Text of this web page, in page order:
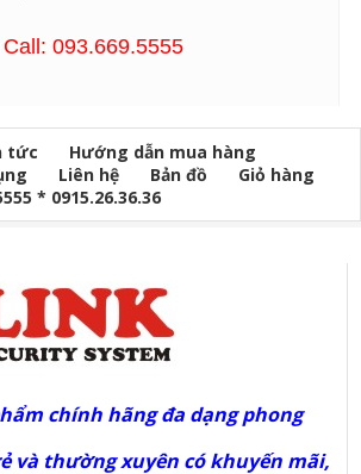
Call: 093.669.5555
tức
Hướng dẫn mua hàng
Liên hệ Bản đồ
Giỏ hàng
* 0915.26.36.36
chính hãng đa dạng phong
và thường xuyên có khuyến mãi,